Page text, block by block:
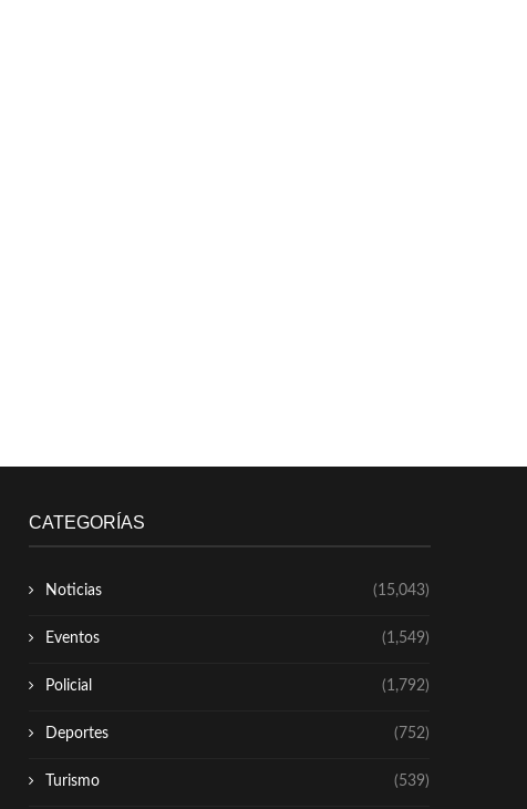
CATEGORÍAS
Noticias (15,043)
Eventos (1,549)
Policial (1,792)
Deportes (752)
Turismo (539)